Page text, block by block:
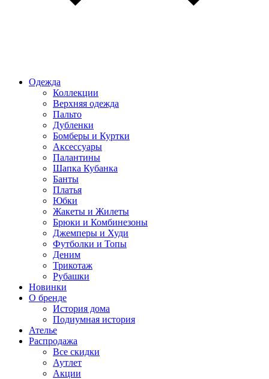
Одежда
Коллекции
Верхняя одежда
Пальто
Дубленки
Бомберы и Куртки
Аксессуары
Палантины
Шапка Кубанка
Банты
Платья
Юбки
Жакеты и Жилеты
Брюки и Комбинезоны
Джемперы и Худи
Футболки и Топы
Деним
Трикотаж
Рубашки
Новинки
О бренде
История дома
Подиумная история
Ателье
Распродажа
Все скидки
Аутлет
Акции